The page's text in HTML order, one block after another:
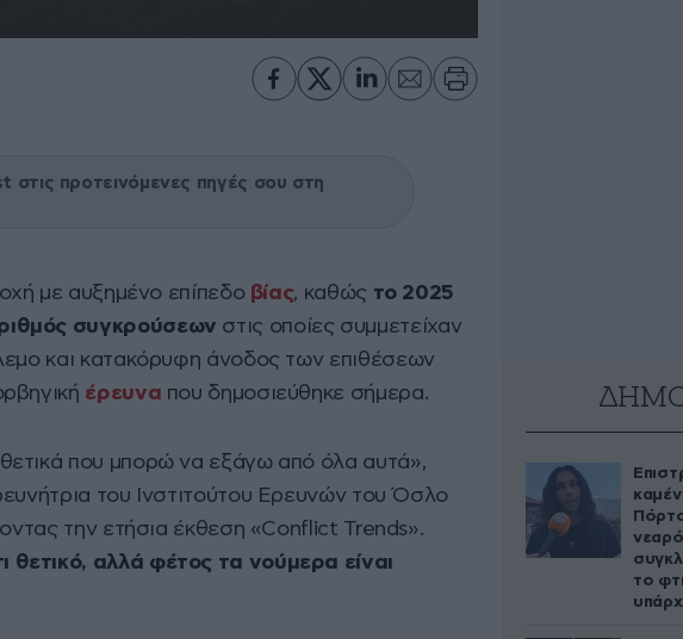
στις προτεινόμενες πηγές σου στη
με αυξημένο επίπεδο βίας, καθώς το 2025
συγκρούσεων στις οποίες συμμετείχαν
και κατακόρυφη άνοδος των επιθέσεων
έρευνα που δημοσιεύθηκε σήμερα.
που μπορώ να εξάγω από όλα αυτά»,
του Ινστιτούτου Ερευνών του Όσλο
την ετήσια έκθεση «Conflict Trends».
αλλά φέτος τα νούμερα είναι
το